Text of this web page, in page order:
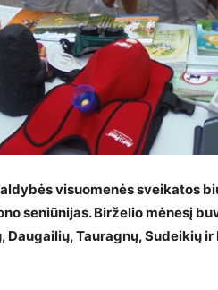
visuomenės sveikatos
seniūnijas. Birželio mėnesį
Tauragnų, Sudeikių